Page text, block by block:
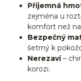
Příjemná
zejména u
komfort než
Bezpečný
šetrný k
Nerezaví–
korozi.